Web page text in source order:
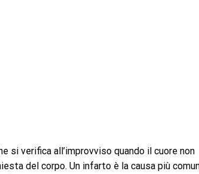
si verifica all’improvviso quando il cuore non
del corpo. Un infarto è la causa più